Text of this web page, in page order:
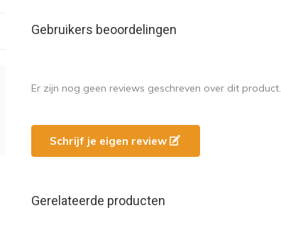
Gebruikers beoordelingen
Er zijn nog geen reviews geschreven over dit product.
Schrijf je eigen review
Gerelateerde producten